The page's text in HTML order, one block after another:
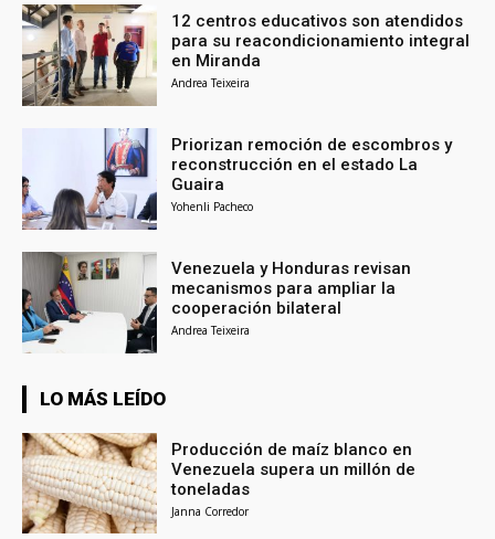
12 centros educativos son atendidos
para su reacondicionamiento integral
en Miranda
Andrea Teixeira
Priorizan remoción de escombros y
reconstrucción en el estado La
Guaira
Yohenli Pacheco
Venezuela y Honduras revisan
mecanismos para ampliar la
cooperación bilateral
Andrea Teixeira
LO MÁS LEÍDO
Producción de maíz blanco en
Venezuela supera un millón de
toneladas
Janna Corredor